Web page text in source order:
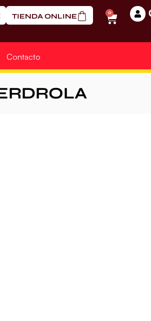
TIENDA ONLINE 0
Contacto